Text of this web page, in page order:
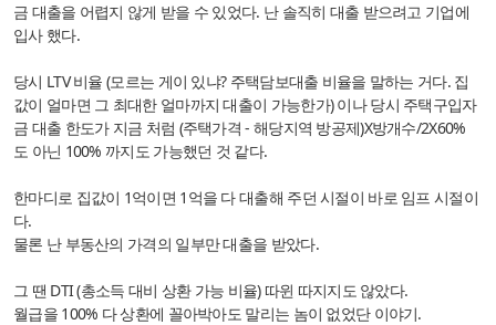
금 대출을 어렵지 않게 받을 수 있었다. 난 솔직히 대출 받으려고 기업에
입사 했다.
당시 LTV 비율 (모르는 게이 있냐? 주택담보대출 비율을 말하는 거다. 집
값이 얼마면 그 최대한 얼마까지 대출이 가능한가) 이나 당시 주택구입자
금 대출 한도가 지금 처럼 (주택가격 - 해당지역 방공제)X방개수/2X60%
도 아닌 100% 까지도 가능했던 것 같다.
한마디로 집값이 1억이면 1억을 다 대출해 주던 시절이 바로 임프 시절이
다.
물론 난 부동산의 가격의 일부만 대출을 받았다.
그 땐 DTI (총소득 대비 상환 가능 비율) 따윈 따지지도 않았다.
월급을 100% 다 상환에 꼴아박아도 말리는 놈이 없었단 이야기.